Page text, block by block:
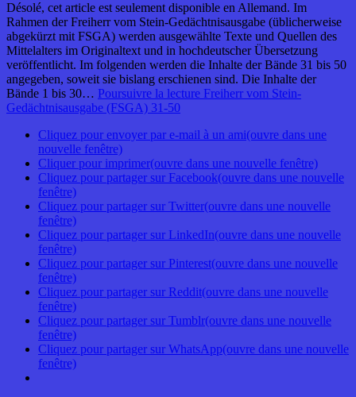
Désolé, cet article est seulement disponible en Allemand. Im
Rahmen der Freiherr vom Stein-Gedächtnisausgabe (üblicherweise
abgekürzt mit FSGA) werden ausgewählte Texte und Quellen des
Mittelalters im Originaltext und in hochdeutscher Übersetzung
veröffentlicht. Im folgenden werden die Inhalte der Bände 31 bis 50
angegeben, soweit sie bislang erschienen sind. Die Inhalte der
Bände 1 bis 30… Poursuivre la lecture Freiherr vom Stein-
Gedächtnisausgabe (FSGA) 31-50
Cliquez pour envoyer par e-mail à un ami(ouvre dans une
nouvelle fenêtre)
Cliquer pour imprimer(ouvre dans une nouvelle fenêtre)
Cliquez pour partager sur Facebook(ouvre dans une nouvelle
fenêtre)
Cliquez pour partager sur Twitter(ouvre dans une nouvelle
fenêtre)
Cliquez pour partager sur LinkedIn(ouvre dans une nouvelle
fenêtre)
Cliquez pour partager sur Pinterest(ouvre dans une nouvelle
fenêtre)
Cliquez pour partager sur Reddit(ouvre dans une nouvelle
fenêtre)
Cliquez pour partager sur Tumblr(ouvre dans une nouvelle
fenêtre)
Cliquez pour partager sur WhatsApp(ouvre dans une nouvelle
fenêtre)